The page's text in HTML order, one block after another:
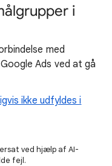
i
med
Ads ved at gå
ikke udfyldes i
ved hjælp af AI-
fejl.